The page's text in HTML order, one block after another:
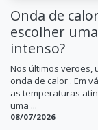
Onda de
escolher
intenso?
Nos últimos verões,
onda de calor . Em
as temperaturas
uma ...
08/07/2026